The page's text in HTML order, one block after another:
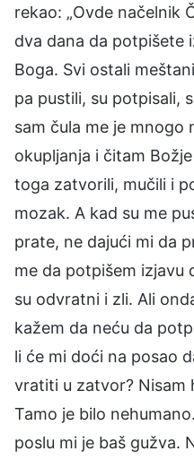
rekao: „Ovde načelnik
dva dana da potpišete
Boga. Svi ostali
pa pustili, su potpisali,
sam čula me je mnogo
okupljanja i čitam
toga zatvorili, mučili i
mozak. A kad su me
prate, ne dajući mi da
me da potpišem izjavu
su odvratni i zli. Ali
kažem da neću da
li će mi doći na posao
vratiti u zatvor? Nisam
Tamo je bilo
poslu mi je baš gužva.